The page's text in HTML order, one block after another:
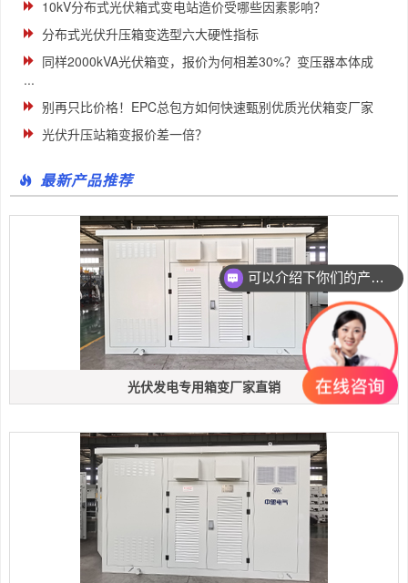
10kV分布式光伏箱式变电站造价受哪些因素影响？
分布式光伏升压箱变选型六大硬性指标
同样2000kVA光伏箱变，报价为何相差30%？变压器本体成
...
别再只比价格！EPC总包方如何快速甄别优质光伏箱变厂家
光伏升压站箱变报价差一倍？
最新产品推荐
光伏发电专用箱变厂家直销
可以介绍下你们的产品么